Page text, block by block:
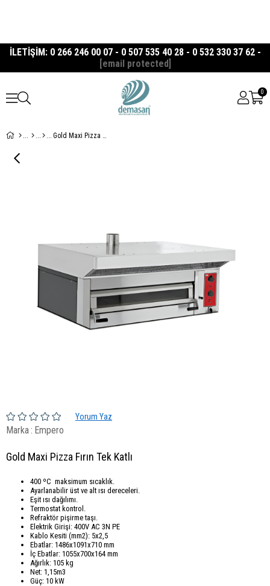
İLETİŞİM: 0 266 246 00 07 - 0 507 535 40 28 - 0 532 330 37 62 -
[email protected]
0
Gold Maxi Pizza Fırın Tek Katlı
Yorum Yaz
Marka: Empero
Gold Maxi Pizza Fırın Tek Katlı
400 ºC maksimum sıcaklık.
Ayarlanabilir üst ve alt ısı dereceleri.
Eşit ısı dağılımı.
Termostat kontrol.
Refraktör pişirme taşı.
Elektrik Girişi: 400V AC 3N PE
Kablo Kesiti (mm2): 5x2,5
Ebatlar: 1486x1091x710 mm
İç Ebatlar: 1055x700x164 mm
Ağırlık: 105 kg
Net: 1,15m3
Güç: 10 kW